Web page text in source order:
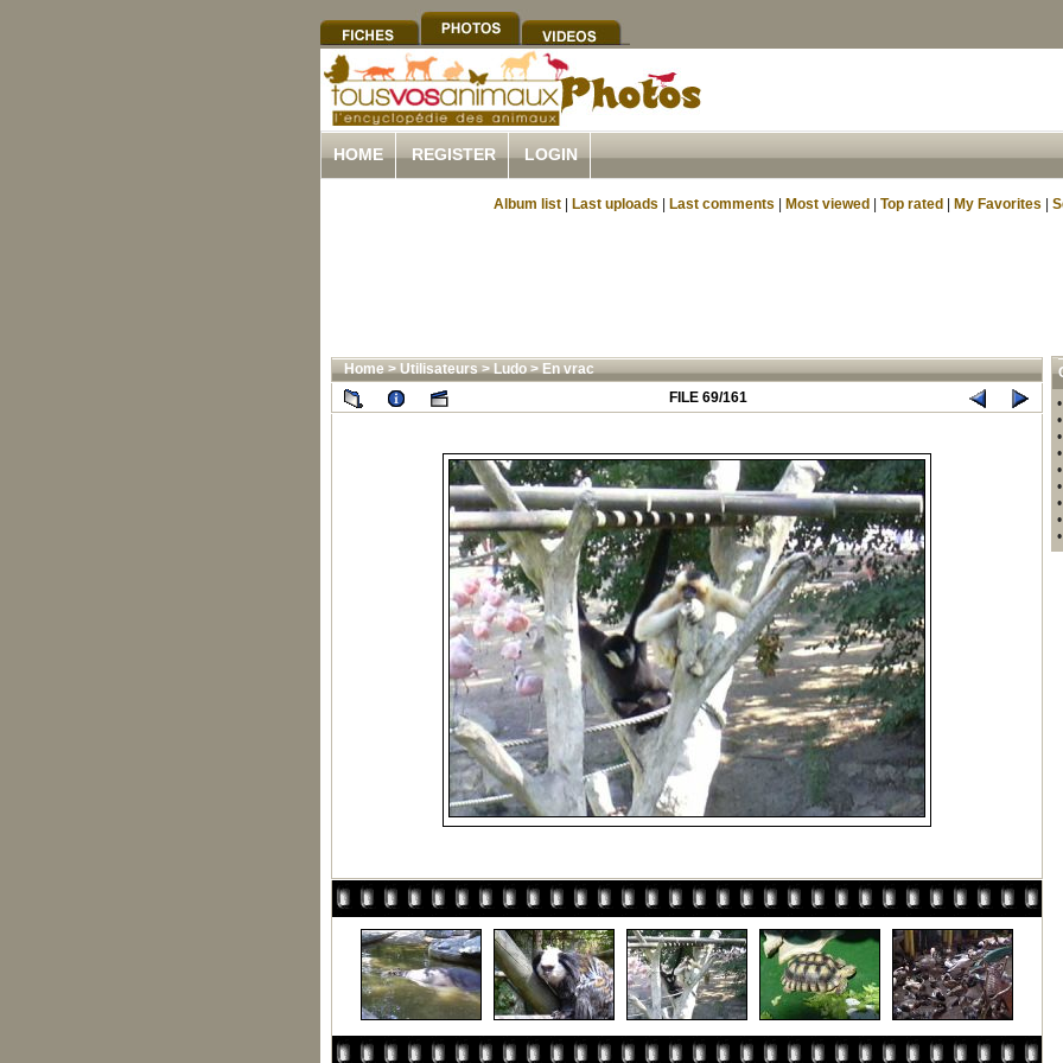
HOME REGISTER LOGIN
Album list Last uploads Last comments Most viewed Top rated My Favorites
Home>Utilisateurs>Ludo>En vrac
FILE 69/161
•
•
•
•